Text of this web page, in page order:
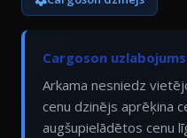
Cargoson
Arkama nesniedz
cenu dzinējs aprēķina
augšupielādētos cenu